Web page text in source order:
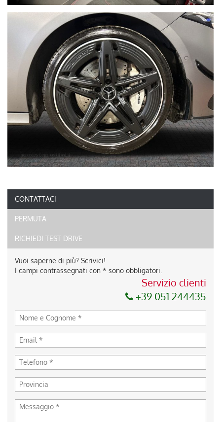
CONTATTACI
PERMUTA
RICHIEDI TEST DRIVE
Vuoi saperne di più? Scrivici!
I campi contrassegnati con * sono obbligatori.
Servizio clienti
+39 051 244435